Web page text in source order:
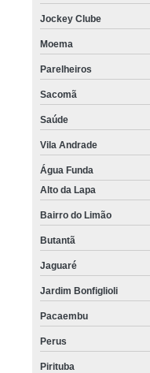
Jockey Clube
Moema
Parelheiros
Sacomã
Saúde
Vila Andrade
Água Funda
Alto da Lapa
Bairro do Limão
Butantã
Jaguaré
Jardim Bonfiglioli
Pacaembu
Perus
Pirituba